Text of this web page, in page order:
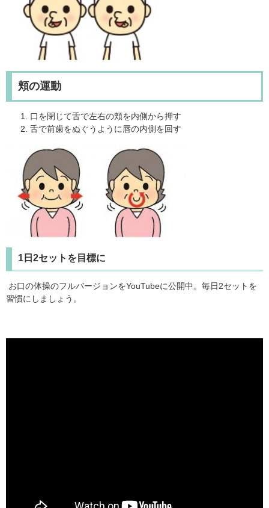
頬の運動
口を閉じて舌で左右の頬を内側から押す
舌で前歯をぬぐうように唇の内側を回す
1日2セットを目標に
お口の体操のフルバージョンをYouTubeに公開中。毎日2セットを
習慣にしましょう。